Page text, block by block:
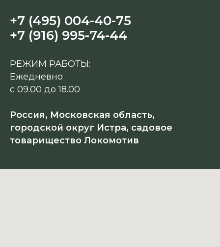
+7 (495) 004-40-75
+7 (916) 995-74-44
РЕЖИМ РАБОТЫ:
Ежедневно
с 09.00 до 18.00
Россия, Московская область,
городской округ Истра, садовое
товарищество Локомотив